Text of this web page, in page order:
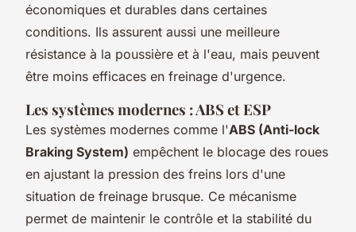
économiques et durables dans certaines
conditions. Ils assurent aussi une meilleure
résistance à la poussière et à l'eau, mais peuvent
être moins efficaces en freinage d'urgence.
Les systèmes modernes : ABS et ESP
Les systèmes modernes comme l'ABS (Anti-lock
Braking System) empêchent le blocage des roues
en ajustant la pression des freins lors d'une
situation de freinage brusque. Ce mécanisme
permet de maintenir le contrôle et la stabilité du